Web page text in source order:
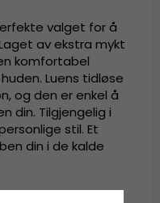
valget for å
av ekstra mykt
komfortabel
Luens tidløse
og den er enkel å
din. Tilgjengelig i
stil. Et
din i de kalde